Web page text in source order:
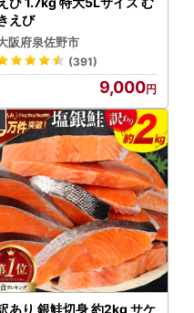
えび
阪府泉佐野市
(391)
9,000
あり 銀鮭切身 約2kg サケ